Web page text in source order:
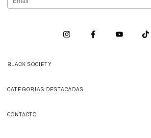
BLACK SOCIETY
CATEGORIAS DESTACADAS
CONTACTO